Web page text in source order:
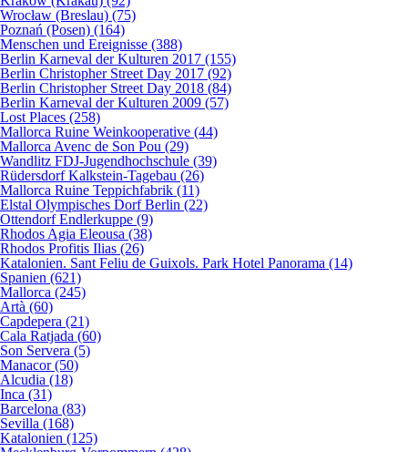
Wrocław (Breslau) (75)
Poznań (Posen) (164)
Menschen und Ereignisse (388)
Berlin Karneval der Kulturen 2017 (155)
Berlin Christopher Street Day 2017 (92)
Berlin Christopher Street Day 2018 (84)
Berlin Karneval der Kulturen 2009 (57)
Lost Places (258)
Mallorca Ruine Weinkooperative (44)
Mallorca Avenc de Son Pou (29)
Wandlitz FDJ-Jugendhochschule (39)
Rüdersdorf Kalkstein-Tagebau (26)
Mallorca Ruine Teppichfabrik (11)
Elstal Olympisches Dorf Berlin (22)
Ottendorf Endlerkuppe (9)
Rhodos Agia Eleousa (38)
Rhodos Profitis Ilias (26)
Katalonien. Sant Feliu de Guixols. Park Hotel Panorama (14)
Spanien (621)
Mallorca (245)
Artà (60)
Capdepera (21)
Cala Ratjada (60)
Son Servera (5)
Manacor (50)
Alcudia (18)
Inca (31)
Barcelona (83)
Sevilla (168)
Katalonien (125)